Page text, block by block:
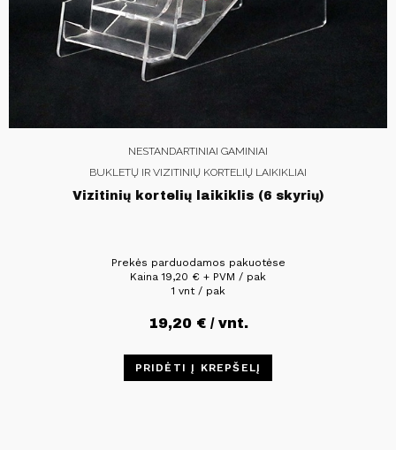
NESTANDARTINIAI GAMINIAI
BUKLETŲ IR VIZITINIŲ KORTELIŲ LAIKIKLIAI
Vizitinių kortelių laikiklis (6 skyrių)
Prekės parduodamos pakuotėse
Kaina19,20 € + PVM / pak
1 vnt / pak
19,20 €/ vnt.
PRIDĖTI Į KREPŠELĮ